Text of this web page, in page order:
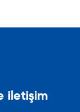
iletişim